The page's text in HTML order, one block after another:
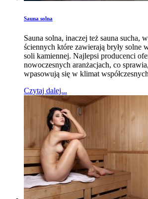
Sauna solna
Sauna solna, inaczej też sauna sucha,
ściennych które zawierają bryły solne
soli kamiennej. Najlepsi producenci
nowoczesnych aranżacjach, co
wpasowują się w klimat
Czytaj dalej...